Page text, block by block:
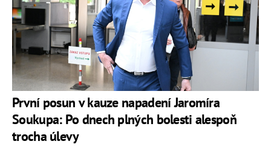
První posun v kauze napadení Jaromíra
Soukupa: Po dnech plných bolesti alespoň
trocha úlevy